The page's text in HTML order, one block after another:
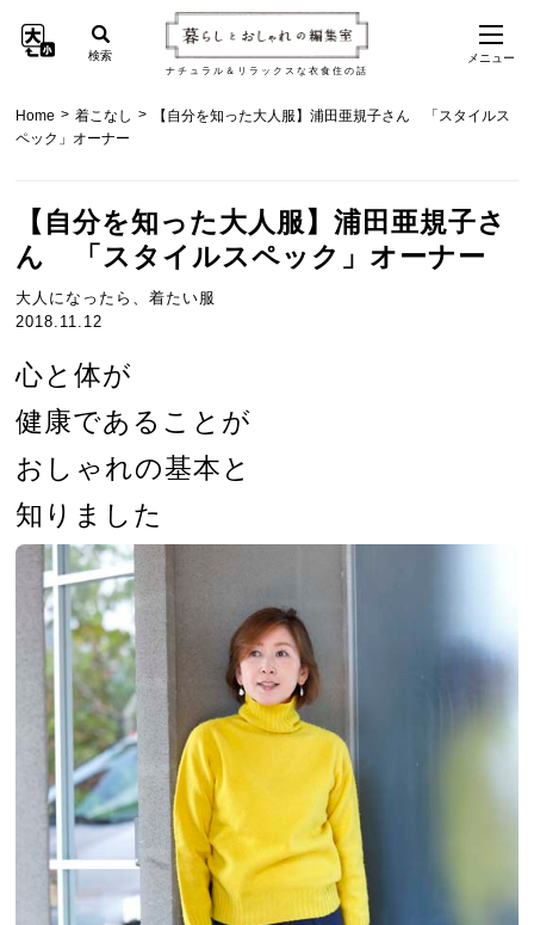
ナチュラル＆リラックスな衣食住の話
検索 メニュー
Home > 着こなし >
【自分を知った大人服】浦田亜規子さん 「スタイルス
ペック」オーナー
【自分を知った大人服】浦田亜規子さ
ん 「スタイルスペック」オーナー
大人になったら、着たい服
2018.11.12
心と体が
健康であることが
おしゃれの基本と
知りました